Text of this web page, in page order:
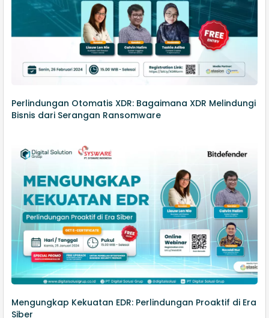
Perlindungan Otomatis XDR: Bagaimana XDR Melindungi
Bisnis dari Serangan Ransomware
Mengungkap Kekuatan EDR: Perlindungan Proaktif di Era
Siber